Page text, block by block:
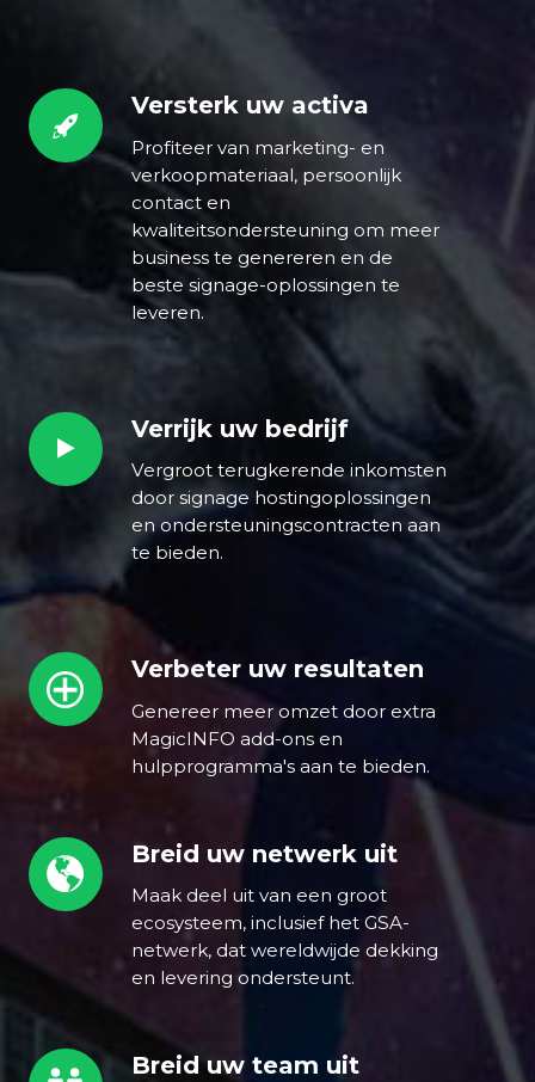
Versterk uw activa
Profiteer van marketing- en
verkoopmateriaal, persoonlijk
contact en
kwaliteitsondersteuning om meer
business te genereren en de
beste signage-oplossingen te
leveren.
Versterk
uw
activa
Verrijk uw bedrijf
Vergroot terugkerende inkomsten
door signage hostingoplossingen
en ondersteuningscontracten aan
te bieden.
Verrijk
uw
bedrijf
Verbeter uw resultaten
Genereer meer omzet door extra
MagicINFO add-ons en
hulpprogramma's aan te bieden.
Verbeter
uw
resultaten
Breid uw netwerk uit
Maak deel uit van een groot
ecosysteem, inclusief het GSA-
netwerk, dat wereldwijde dekking
en levering ondersteunt.
Breid
uw
netwerk
Breid uw team uit
Breid